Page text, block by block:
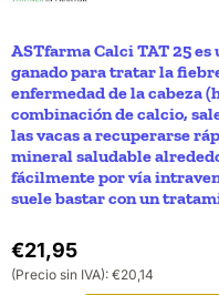
ASTfarma Calci TAT 25
ganado para tratar la
enfermedad de la cabeza
combinación de calcio,
las vacas a recuperarse
mineral saludable
fácilmente por vía
suele bastar con un
€21,95
(Precio sin IVA): €20,14